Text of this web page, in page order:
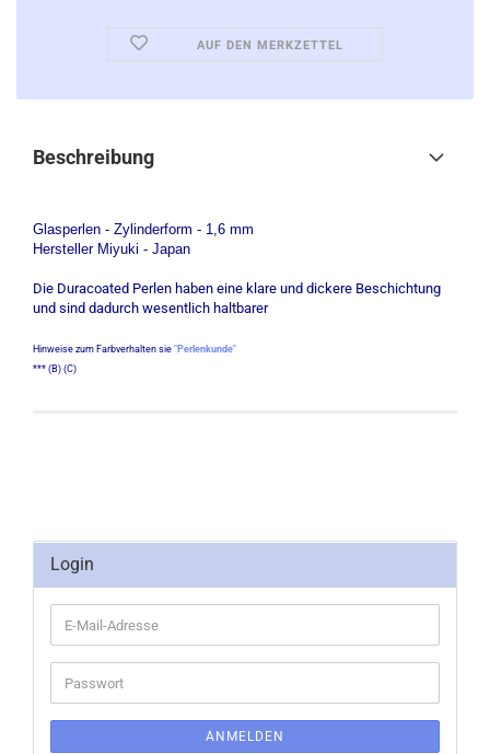
AUF DEN MERKZETTEL
Beschreibung
Glasperlen - Zylinderform - 1,6 mm
Hersteller Miyuki - Japan
Die Duracoated Perlen haben eine klare und dickere Beschichtung
und sind dadurch wesentlich haltbarer
Hinweise zum Farbverhalten sie "Perlenkunde"
*** (B) (C)
Login
E-
Mail-
Adresse
Passwort
ANMELDEN